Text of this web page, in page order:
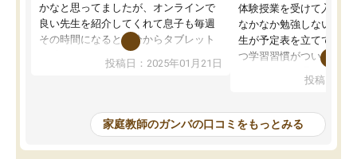
かなと思ってましたが、オンラインで
良い先生を紹介してくれて息子も毎週
その時間になると自分からタブレット
を開いてzoomを繋げるようになりまし
た！5科目なんでもOKなのもとても気
めて1年ほどだった今では平均点以上の
科目が増えてきました！あと1年受験ま
であるので無料の週末教室を使用しな
投稿日：2025年01月21日
体験授業を受けて入塾し
なかなか勉強しない息子
生が予定表を立ててくれ
つ学習習慣がついてきま
指導が無い日も予定表
問できるのでとても助か
投稿日：
家庭教師のガンバの口コミをもっとみる